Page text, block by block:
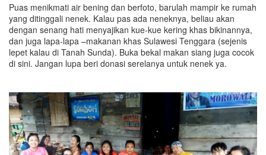
Puas menikmati air bening dan berfoto, barulah mampir ke rumah
yang ditinggali nenek. Kalau pas ada neneknya, beliau akan
dengan senang hati menyajikan kue-kue kering khas bikinannya,
dan juga lapa-lapa –makanan khas Sulawesi Tenggara (sejenis
lepet kalau di Tanah Sunda). Buka bekal makan siang juga cocok
di sini. Jangan lupa beri donasi serelanya untuk nenek ya.